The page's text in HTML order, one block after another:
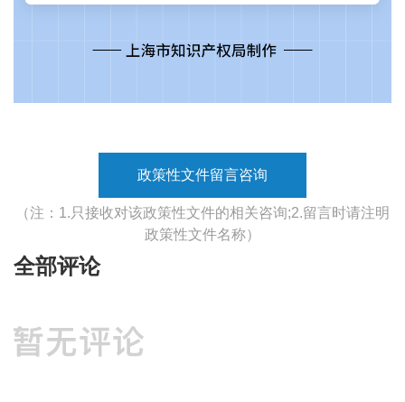
政策性文件留言咨询
（注：1.只接收对该政策性文件的相关咨询;2.留言时请注明
政策性文件名称）
全部评论